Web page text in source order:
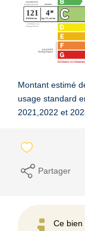
Montant estimé
usage standard
2021,2022 et
Partager
Ce bien